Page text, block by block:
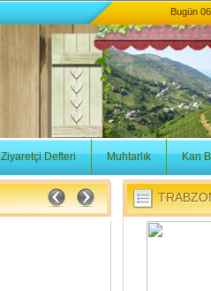
Bugün
Ziyaretçi Defteri Muhtarlık Kan